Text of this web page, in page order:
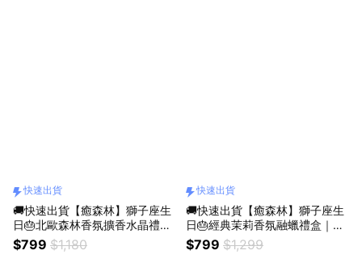
快速出貨
🚚快速出貨【癒森林】獅子座生
日🎂北歐森林香氛擴香水晶禮盒
｜水晶杯+擴香花+15ml香氛油
（收禮人自選香氣／生日禮物／
$799 $1,180
快速出貨
🚚快速出貨【癒森林】獅子座生
日🎂經典茉莉香氛融蠟禮盒｜4
入+融蠟燭燈（生日禮物／質感
送禮／療癒系禮物／送禮推薦）
$799 $1,299